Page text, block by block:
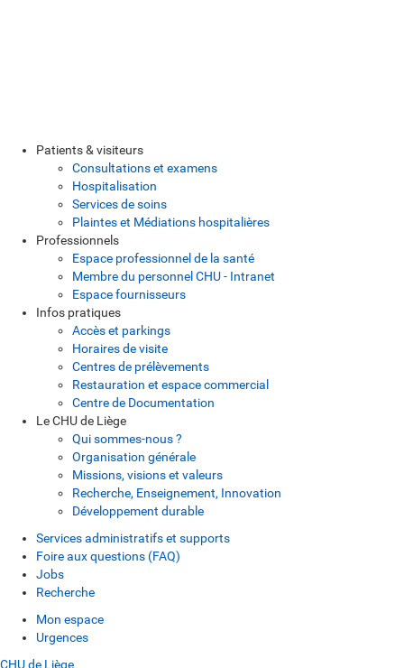
Patients & visiteurs
Consultations et examens
Hospitalisation
Services de soins
Plaintes et Médiations hospitalières
Professionnels
Espace professionnel de la santé
Membre du personnel CHU - Intranet
Espace fournisseurs
Infos pratiques
Accès et parkings
Horaires de visite
Centres de prélèvements
Restauration et espace commercial
Centre de Documentation
Le CHU de Liège
Qui sommes-nous ?
Organisation générale
Missions, visions et valeurs
Recherche, Enseignement, Innovation
Développement durable
Services administratifs et supports
Foire aux questions (FAQ)
Jobs
Recherche
Mon espace
Urgences
CHU de Liège